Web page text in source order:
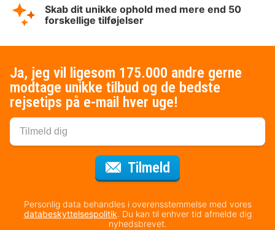
Skab dit unikke ophold med mere end 50
forskellige tilføjelser
Ja, jeg vil ligesom 175.000 andre gerne
modtage unikke tilbud og de bedste
rejsetips på e-mail hver uge!
Tilmeld
Personlig data behandles i overensstemmelse med vores
databeskyttelsespolitik. Du kan til enhver tid afmelde dig
nyhedsbrevet.